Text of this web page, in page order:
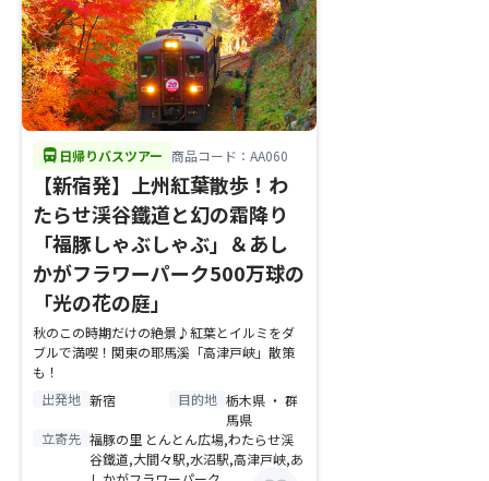
directions_bus 日帰りバスツアー 商品コード：AA060
【新宿発】上州紅葉散歩！わ
たらせ渓谷鐵道と幻の霜降り
「福豚しゃぶしゃぶ」＆あし
かがフラワーパーク500万球の
「光の花の庭」
秋のこの時期だけの絶景♪紅葉とイルミをダ
ブルで満喫！関東の耶馬溪「高津戸峡」散策
も！
出発地 新宿 目的地 栃木県 ・ 群
馬県
立寄先 福豚の里 とんとん広場,わたらせ渓
谷鐵道,大間々駅,水沼駅,高津戸峡,あ